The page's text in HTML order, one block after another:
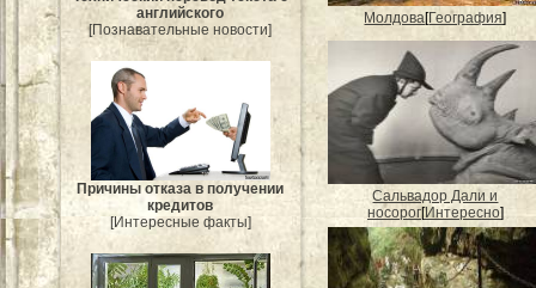
английского
[Познавательные новости]
Причины отказа в получении
кредитов
[Интересные факты]
Молдова[География]
Сальвадор Дали и
носорог[Интересно]